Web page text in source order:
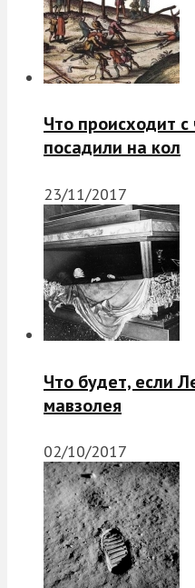
Что происходит
посадили на кол
23/11/2017
Что будет, если
мавзолея
02/10/2017